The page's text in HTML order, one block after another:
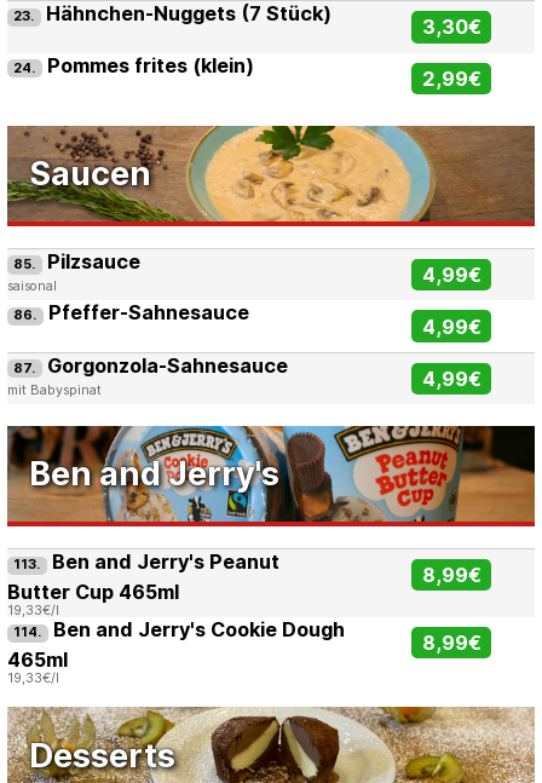
23. Hähnchen-Nuggets (7 Stück)
3,30€
24. Pommes frites (klein)
2,99€
Saucen
85. Pilzsauce
saisonal 4,99€
86. Pfeffer-Sahnesauce
4,99€
87. Gorgonzola-Sahnesauce
mit Babyspinat 4,99€
Ben and Jerry's
113. Ben and Jerry's Peanut
Butter Cup 465ml
19,33€/l
8,99€
114. Ben and Jerry's Cookie Dough
465ml
19,33€/l
8,99€
Desserts